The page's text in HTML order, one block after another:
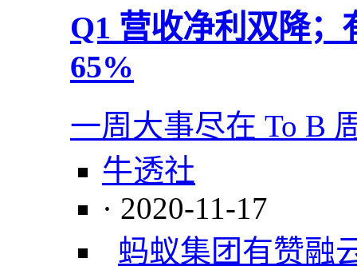
Q1 营收净利双降；
65%
一周大事尽在 To B
牛透社
· 2020-11-17
蚂蚁集团有赞融